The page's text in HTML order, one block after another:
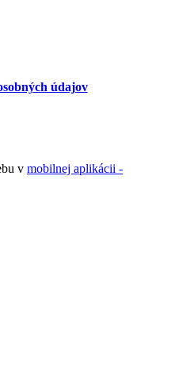
údajov
v mobilnej aplikácii -